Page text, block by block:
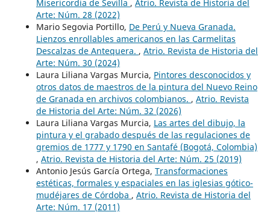
Misericordia de Sevilla , Atrio. Revista de Historia del
Arte: Núm. 28 (2022)
Mario Segovia Portillo, De Perú y Nueva Granada.
Lienzos enrollables americanos en las Carmelitas
Descalzas de Antequera. , Atrio. Revista de Historia del
Arte: Núm. 30 (2024)
Laura Liliana Vargas Murcia, Pintores desconocidos y
otros datos de maestros de la pintura del Nuevo Reino
de Granada en archivos colombianos. , Atrio. Revista
de Historia del Arte: Núm. 32 (2026)
Laura Liliana Vargas Murcia, Las artes del dibujo, la
pintura y el grabado después de las regulaciones de
gremios de 1777 y 1790 en Santafé (Bogotá, Colombia)
, Atrio. Revista de Historia del Arte: Núm. 25 (2019)
Antonio Jesús García Ortega, Transformaciones
estéticas, formales y espaciales en las iglesias gótico-
mudéjares de Córdoba , Atrio. Revista de Historia del
Arte: Núm. 17 (2011)